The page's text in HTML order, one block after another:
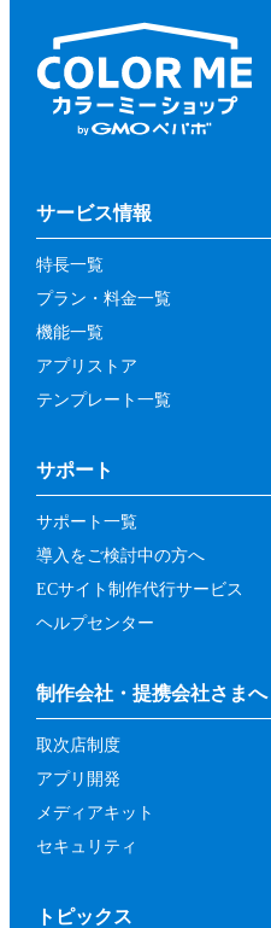
サービス情報
特長一覧
プラン・料金一覧
機能一覧
アプリストア
テンプレート一覧
サポート
サポート一覧
導入をご検討中の方へ
ECサイト制作代行サービス
ヘルプセンター
制作会社・提携会社さまへ
取次店制度
アプリ開発
メディアキット
セキュリティ
トピックス